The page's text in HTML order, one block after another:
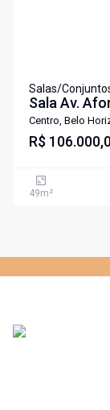
Salas/
Sala Av.
Centro, Belo
R$
49m²